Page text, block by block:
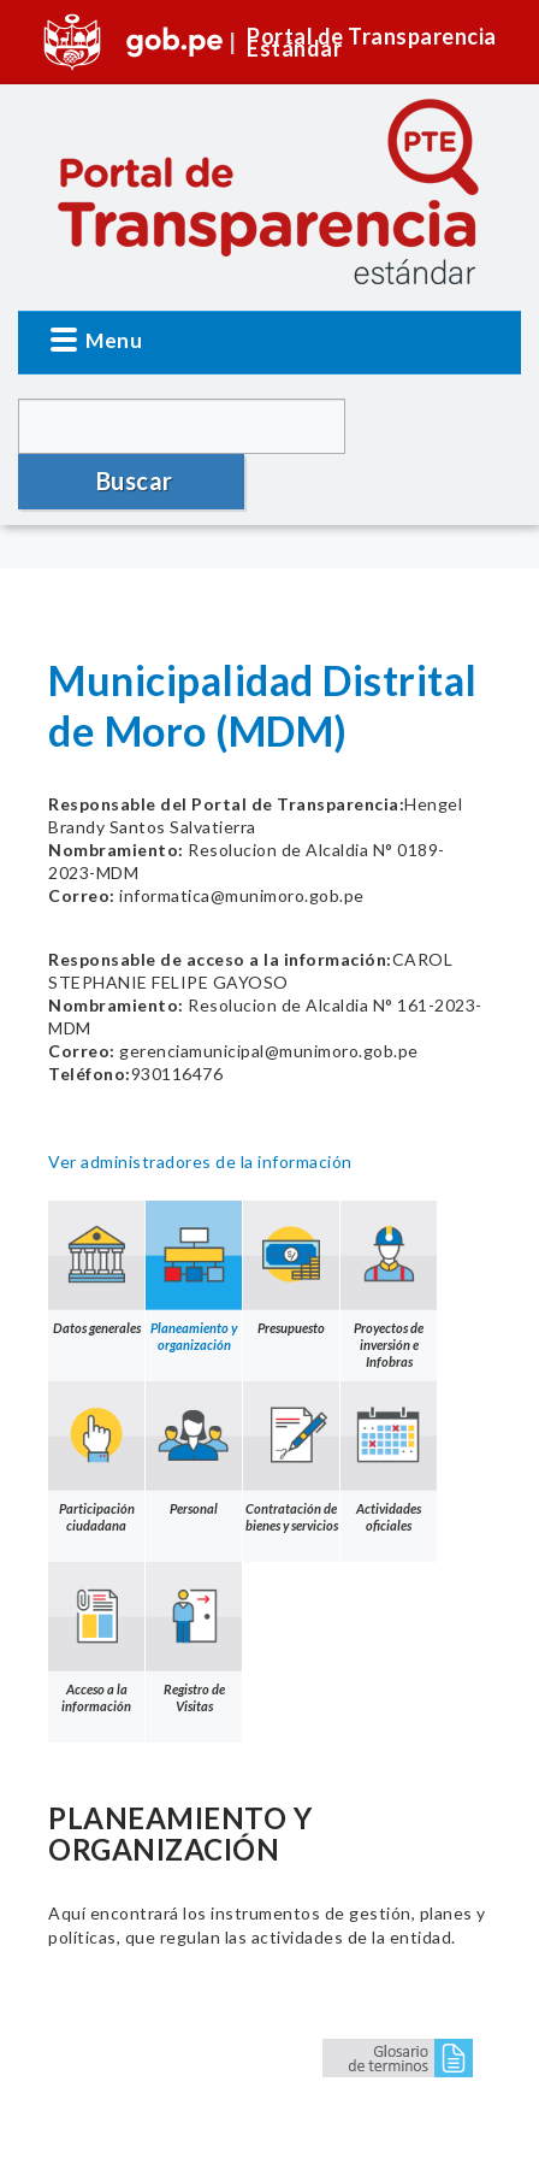
Portal de Transparencia
Estándar
Menu
Buscar
Municipalidad Distrital
de Moro (MDM)
Responsable del Portal de Transparencia:Hengel
Brandy Santos Salvatierra
Nombramiento: Resolucion de Alcaldia N° 0189-
2023-MDM
Correo: informatica@munimoro.gob.pe
Responsable de acceso a la información:CAROL
STEPHANIE FELIPE GAYOSO
Nombramiento: Resolucion de Alcaldia N° 161-2023-
MDM
Correo: gerenciamunicipal@munimoro.gob.pe
Teléfono:930116476
Ver administradores de la información
Datos generales
Planeamiento y
organización
Presupuesto
Proyectos de
inversión e
Infobras
Participación
ciudadana
Personal
Contratación de
bienes y servicios
Actividades
oficiales
Acceso a la
información
Registro de
Visitas
PLANEAMIENTO Y
ORGANIZACIÓN
Aquí encontrará los instrumentos de gestión, planes y
políticas, que regulan las actividades de la entidad.